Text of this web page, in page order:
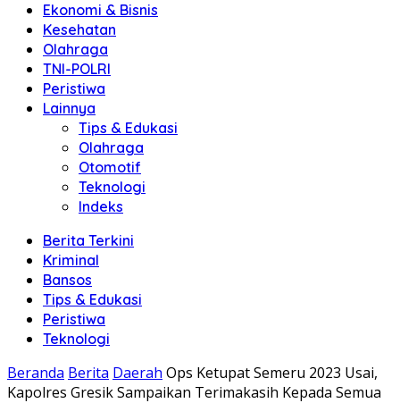
Ekonomi & Bisnis
Kesehatan
Olahraga
TNI-POLRI
Peristiwa
Lainnya
Tips & Edukasi
Olahraga
Otomotif
Teknologi
Indeks
Berita Terkini
Kriminal
Bansos
Tips & Edukasi
Peristiwa
Teknologi
Beranda Berita Daerah Ops Ketupat Semeru 2023 Usai,
Kapolres Gresik Sampaikan Terimakasih Kepada Semua